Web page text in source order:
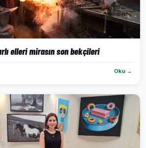
elleri mirasın son bekçileri
Oku →